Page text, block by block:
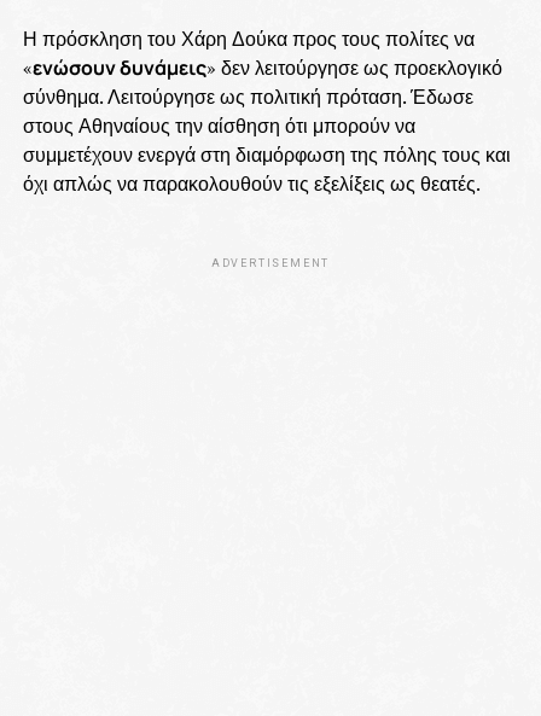
Η πρόσκληση του Χάρη Δούκα προς τους πολίτες να
«ενώσουν δυνάμεις» δεν λειτούργησε ως προεκλογικό
σύνθημα. Λειτούργησε ως πολιτική πρόταση. Έδωσε
στους Αθηναίους την αίσθηση ότι μπορούν να
συμμετέχουν ενεργά στη διαμόρφωση της πόλης τους και
όχι απλώς να παρακολουθούν τις εξελίξεις ως θεατές.
ADVERTISEMENT